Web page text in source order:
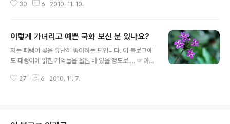
회원구 봉암동)을 둘러보고 명품 단감으로 이름높은 감미
담회를 치렀습니다. 그리고는 저녁도 먹고 술도 마시고 이
야기도 나누고 따뜻하게 불도 쬐었습니다. 일어나 보니 안
개가 깊었습니다. 지난 밤 술을 많이 마셨는데도 아침 6시
산면이지만 동읍에 있는 주남저수지랑 가깝습니다. 대산
30 6 2010. 11. 10.
이렇게 가녀리고 예쁜 국화 보신 분 있나요?
저는 패랭이 꽃을 유난히 좋아하는 편입니다. 이 블로그에
도 패랭이에 얽힌 기억들을 올린 바 있을 정도로…. ☞아파
화분에서 기르던 패랭이가 죽고 말았습니다. 그래서 항상
상케 하더군요. 가까이 다가가 봤습니다. 하지만 패랭이는
27 6 2010. 11. 7.